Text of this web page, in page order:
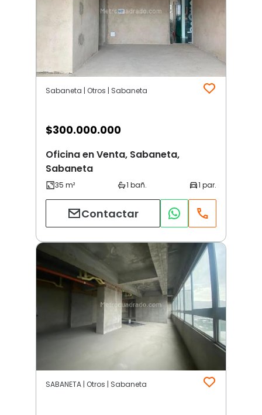
Sabaneta | Otros | Sabaneta
$300.000.000
Oficina en Venta, Sabaneta,
Sabaneta
Contactar
SABANETA | Otros | Sabaneta